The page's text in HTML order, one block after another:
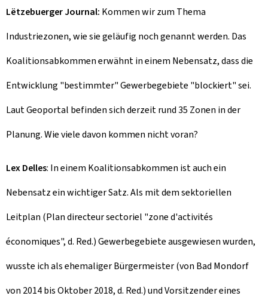
Lëtzebuerger Journal: Kommen wir zum Thema
Industriezonen, wie sie geläufig noch genannt werden. Das
Koalitionsabkommen erwähnt in einem Nebensatz, dass die
Entwicklung "bestimmter" Gewerbegebiete "blockiert" sei.
Laut Geoportal befinden sich derzeit rund 35 Zonen in der
Planung. Wie viele davon kommen nicht voran?
Lex Delles: In einem Koalitionsabkommen ist auch ein
Nebensatz ein wichtiger Satz. Als mit dem sektoriellen
Leitplan (Plan directeur sectoriel "zone d'activités
économiques", d. Red.) Gewerbegebiete ausgewiesen wurden,
wusste ich als ehemaliger Bürgermeister (von Bad Mondorf
von 2014 bis Oktober 2018, d. Red.) und Vorsitzender eines